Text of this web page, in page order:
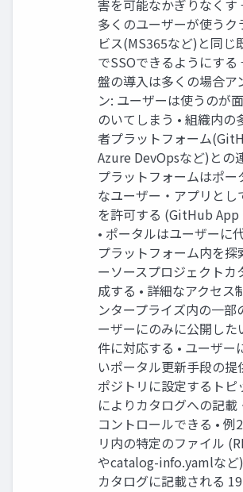
害を可能なかぎりなく
多くのユーザーが使うク
ビス(MS365など)と同じ
でSSOできるようにす
盤の導入は多くの場合ア
ン: ユーザーは使うのが
のいてしまう • 組織内の
者プラットフォーム
Azure DevOpsなど)との
プラットフォームはポー
なユーザー・アプリとし
を許可する (GitHub App
• ポータルはユーザーに
プラットフォーム内を探
ーソースプロジェクトカ
成する • 詳細なアクセス
ンタープライズ内の一部
ーザーにのみに公開した
件に対応する • ユーザー
いポータル更新手段の提
ポジトリに設定するトピ
によりカタログへの記載
コントロールできる • 例
リ内の特定のファイル
やcatalog-info.yamlなど
カタログに記載される 19